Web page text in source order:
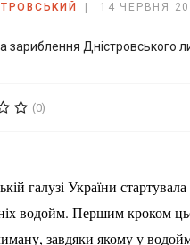
14 ЧЕРВНЯ
(0)
галузі України
водойм. Першим кроком
завдяки якому у